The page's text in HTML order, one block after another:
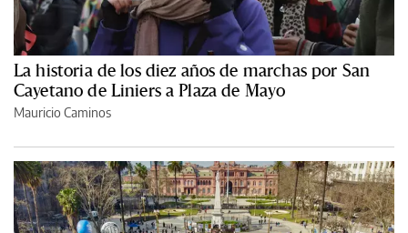
La historia de los diez años de marchas por San
Cayetano de Liniers a Plaza de Mayo
Mauricio Caminos